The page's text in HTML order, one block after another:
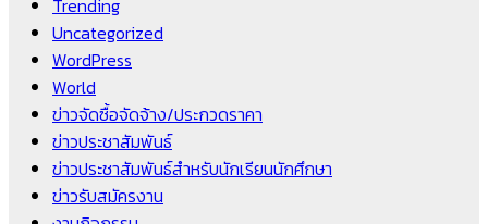
Uncategorized
WordPress
World
ข่าวจัดซื้อจัดจ้าง/ประกวดราคา
ข่าวประชาสัมพันธ์
ข่าวประชาสัมพันธ์สำหรับนักเรียนนักศึกษา
ข่าวรับสมัครงาน